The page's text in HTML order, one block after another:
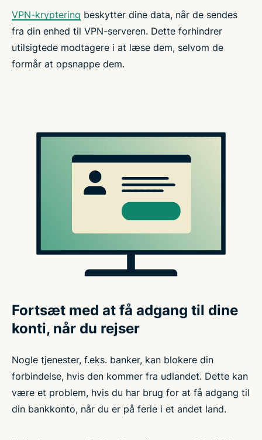
VPN-kryptering beskytter dine data, når de sendes
fra din enhed til VPN-serveren. Dette forhindrer
utilsigtede modtagere i at læse dem, selvom de
formår at opsnappe dem.
Fortsæt med at få adgang til dine
konti, når du rejser
Nogle tjenester, f.eks. banker, kan blokere din
forbindelse, hvis den kommer fra udlandet. Dette kan
være et problem, hvis du har brug for at få adgang til
din bankkonto, når du er på ferie i et andet land.